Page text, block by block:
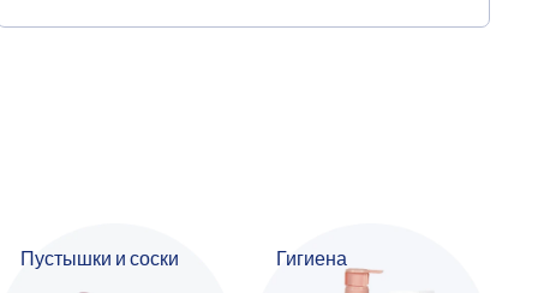
Пустышки и соски Гигиена